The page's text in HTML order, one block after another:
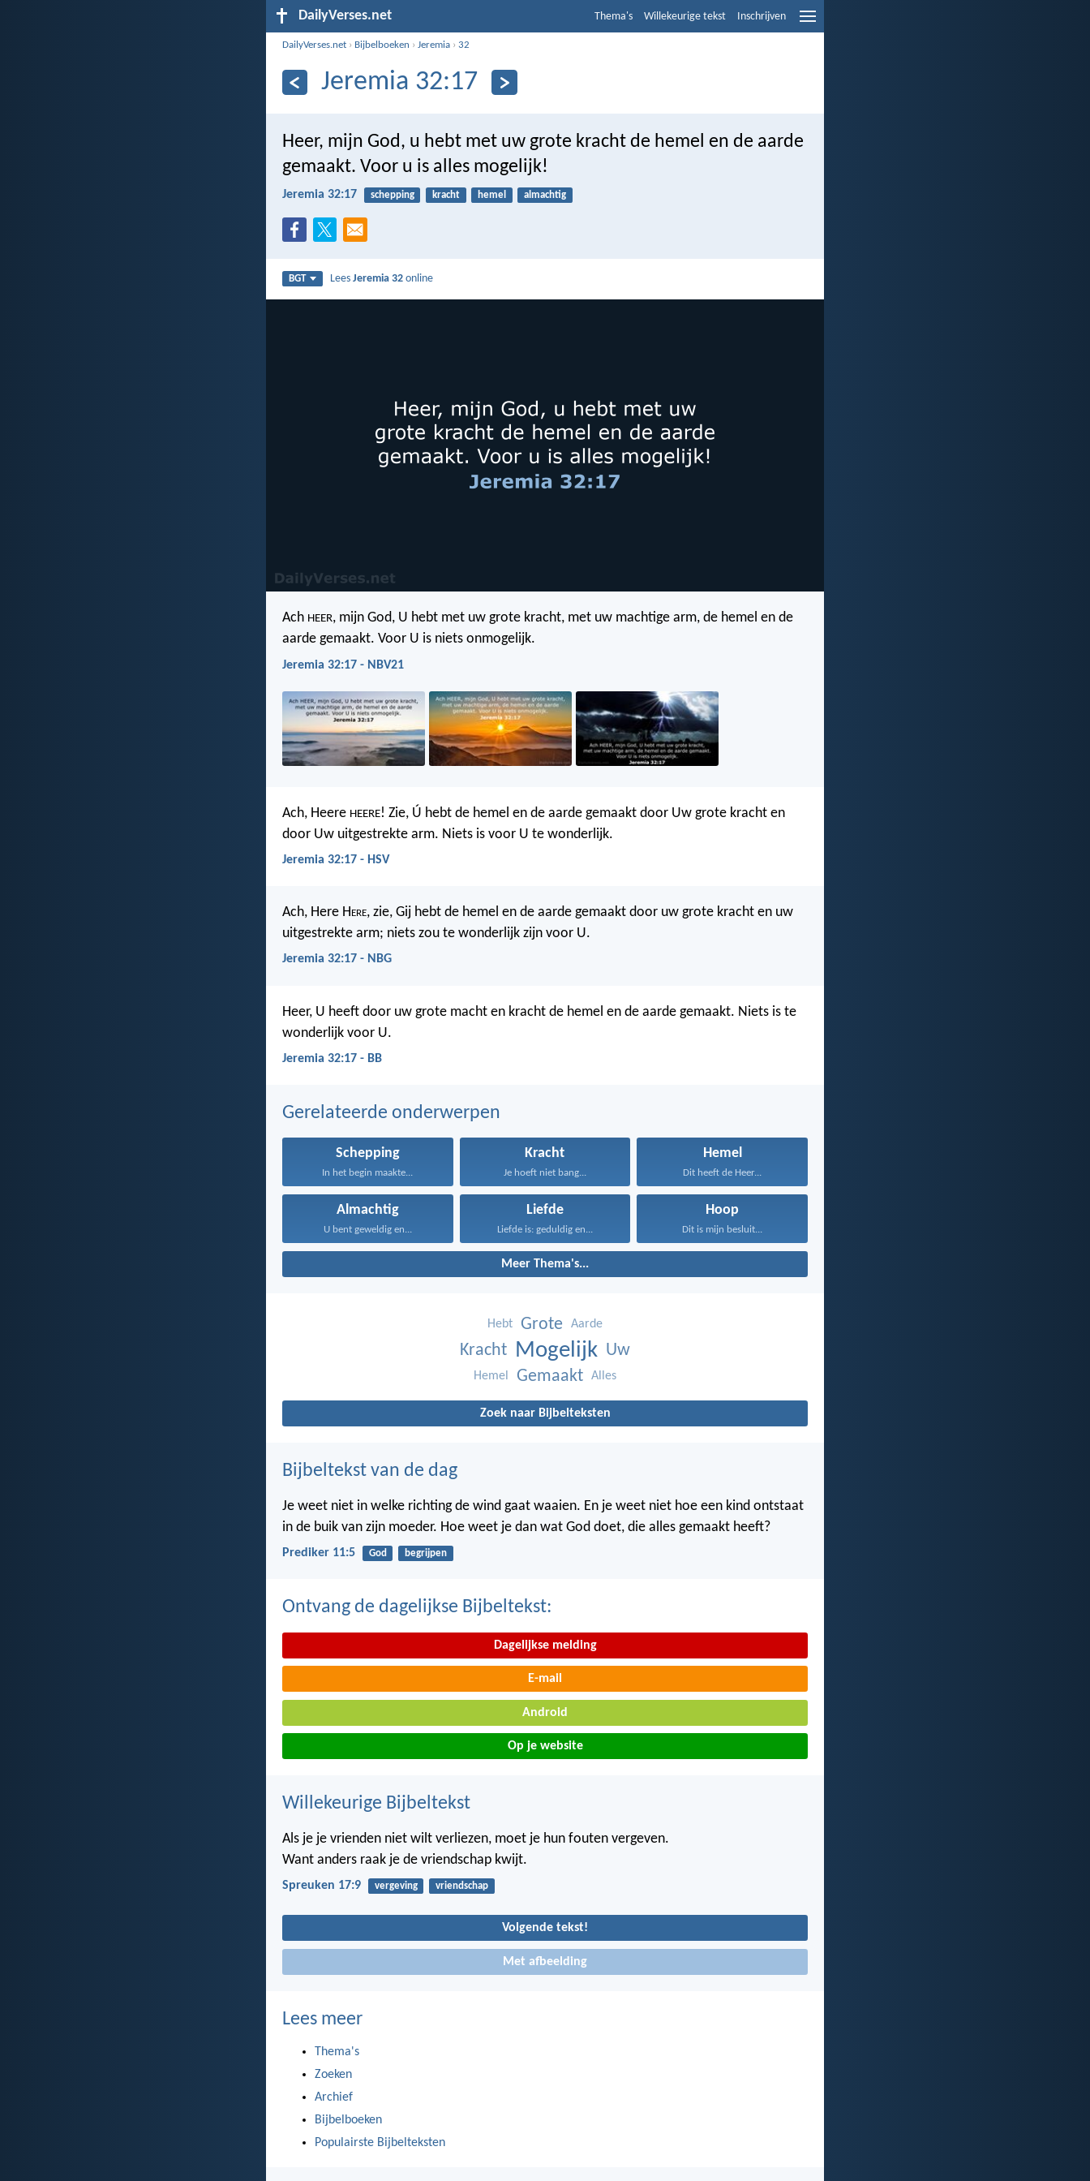
DailyVerses.net Thema's Willekeurige tekst Inschrijven
DailyVerses.net › Bijbelboeken ›Jeremia ›32
Jeremia 32:17
Heer, mijn God, u hebt met uw grote kracht de hemel en de aarde
gemaakt. Voor u is alles mogelijk!
Jeremia 32:17 schepping kracht hemel almachtig
BGT LeesJeremia 32 online
Ach HEER, mijn God, U hebt met uw grote kracht, met uw machtige arm, de hemel en de
aarde gemaakt. Voor U is niets onmogelijk.
Jeremia 32:17 - NBV21
Ach, Heere HEERE! Zie, Ú hebt de hemel en de aarde gemaakt door Uw grote kracht en
door Uw uitgestrekte arm. Niets is voor U te wonderlijk.
Jeremia 32:17 - HSV
Ach, Here Here, zie, Gij hebt de hemel en de aarde gemaakt door uw grote kracht en uw
uitgestrekte arm; niets zou te wonderlijk zijn voor U.
Jeremia 32:17 - NBG
Heer, U heeft door uw grote macht en kracht de hemel en de aarde gemaakt. Niets is te
wonderlijk voor U.
Jeremia 32:17 - BB
Gerelateerde onderwerpen
Schepping
In het begin maakte...
Kracht
Je hoeft niet bang...
Hemel
Dit heeft de Heer...
Almachtig
U bent geweldig en...
Liefde
Liefde is: geduldig en...
Hoop
Dit is mijn besluit...
Meer Thema's...
Hebt Grote Aarde
Kracht Mogelijk Uw
Hemel Gemaakt Alles
Zoek naar Bijbelteksten
Bijbeltekst van de dag
Je weet niet in welke richting de wind gaat waaien. En je weet niet hoe een kind ontstaat
in de buik van zijn moeder. Hoe weet je dan wat God doet, die alles gemaakt heeft?
Prediker 11:5 God begrijpen
Ontvang de dagelijkse Bijbeltekst:
Dagelijkse melding
E-mail
Android
Op je website
Willekeurige Bijbeltekst
Als je je vrienden niet wilt verliezen, moet je hun fouten vergeven.
Want anders raak je de vriendschap kwijt.
Spreuken 17:9 vergeving vriendschap
Volgende tekst!
Met afbeelding
Lees meer
Thema's
Zoeken
Archief
Bijbelboeken
Populairste Bijbelteksten